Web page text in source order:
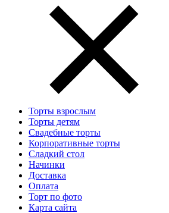
Торты взрослым
Торты детям
Свадебные торты
Корпоративные торты
Сладкий стол
Начинки
Доставка
Оплата
Торт по фото
Карта сайта